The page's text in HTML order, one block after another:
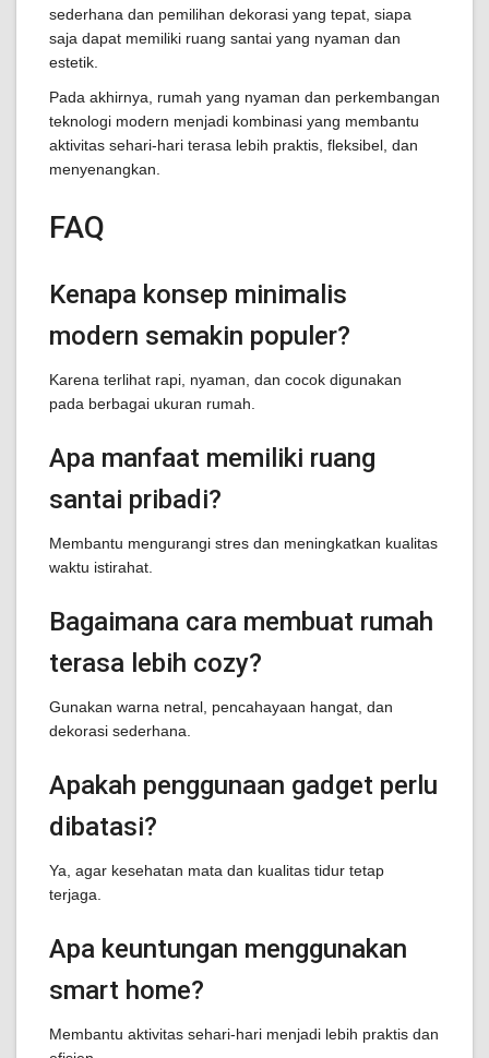
sederhana dan pemilihan dekorasi yang tepat, siapa
saja dapat memiliki ruang santai yang nyaman dan
estetik.
Pada akhirnya, rumah yang nyaman dan perkembangan
teknologi modern menjadi kombinasi yang membantu
aktivitas sehari-hari terasa lebih praktis, fleksibel, dan
menyenangkan.
FAQ
Kenapa konsep minimalis
modern semakin populer?
Karena terlihat rapi, nyaman, dan cocok digunakan
pada berbagai ukuran rumah.
Apa manfaat memiliki ruang
santai pribadi?
Membantu mengurangi stres dan meningkatkan kualitas
waktu istirahat.
Bagaimana cara membuat rumah
terasa lebih cozy?
Gunakan warna netral, pencahayaan hangat, dan
dekorasi sederhana.
Apakah penggunaan gadget perlu
dibatasi?
Ya, agar kesehatan mata dan kualitas tidur tetap
terjaga.
Apa keuntungan menggunakan
smart home?
Membantu aktivitas sehari-hari menjadi lebih praktis dan